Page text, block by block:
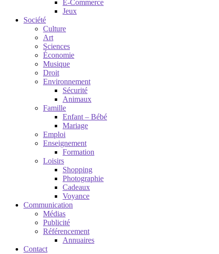
E-Commerce
Jeux
Société
Culture
Art
Sciences
Économie
Musique
Droit
Environnement
Sécurité
Animaux
Famille
Enfant – Bébé
Mariage
Emploi
Enseignement
Formation
Loisirs
Shopping
Photographie
Cadeaux
Voyance
Communication
Médias
Publicité
Référencement
Annuaires
Contact